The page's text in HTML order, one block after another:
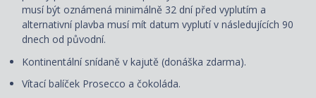
musí být oznámená minimálně 32 dní před vyplutím a
alternativní plavba musí mít datum vyplutí v následujících 90
dnech od původní.
Kontinentální snídaně v kajutě (donáška zdarma).
Vítací balíček Prosecco a čokoláda.